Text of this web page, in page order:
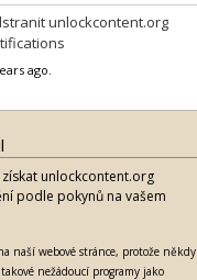
unlockcontent.org
ago.
unlockcontent.org
podle pokynů na vašem
naší webové stránce, protože někdy
nežádoucí programy jako